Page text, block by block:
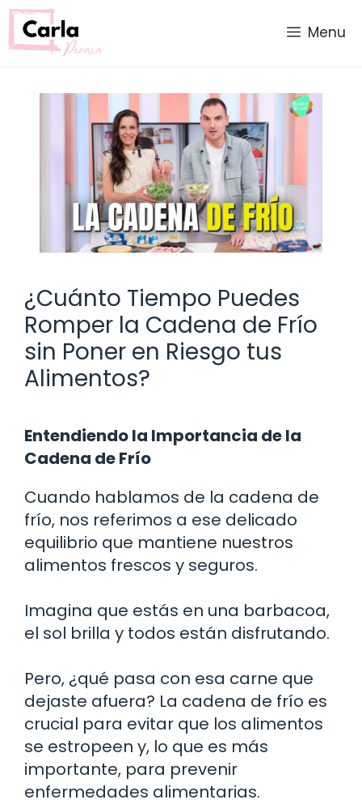
Saltar
al
contenido
Menu
¿Cuánto Tiempo Puedes
Romper la Cadena de Frío
sin Poner en Riesgo tus
Alimentos?
Entendiendo la Importancia de la
Cadena de Frío
Cuando hablamos de la cadena de
frío, nos referimos a ese delicado
equilibrio que mantiene nuestros
alimentos frescos y seguros.
Imagina que estás en una barbacoa,
el sol brilla y todos están disfrutando.
Pero, ¿qué pasa con esa carne que
dejaste afuera? La cadena de frío es
crucial para evitar que los alimentos
se estropeen y, lo que es más
importante, para prevenir
enfermedades alimentarias.